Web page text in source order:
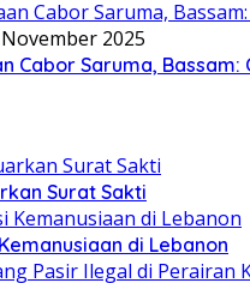
2025
Cabor Saruma,
Surat Sakti
di Lebanon